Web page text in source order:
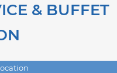
& BUFFET